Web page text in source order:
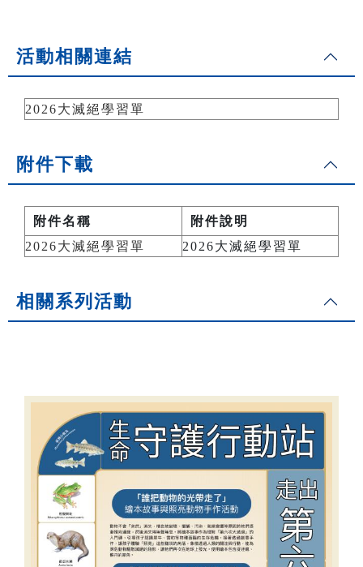
活動相關連結
2026大滅絕學習單
附件下載
附件名稱
附件說明
2026大滅絕學習單
2026大滅絕學習單
相關系列活動